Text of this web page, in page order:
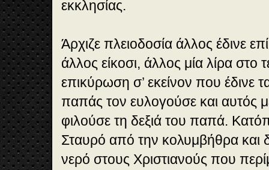
εκκλησίας.
Άρχιζε πλειοδοσία άλλος έδινε
άλλος είκοσι, άλλος μία λίρα στο
επικύρωση σ’ εκείνον που έδινε
παπάς τον ευλογούσε και αυτός
φιλούσε τη δεξιά του παπά.
Σταυρό από την κολυμβήθρα και
νερό στους Χριστιανούς που